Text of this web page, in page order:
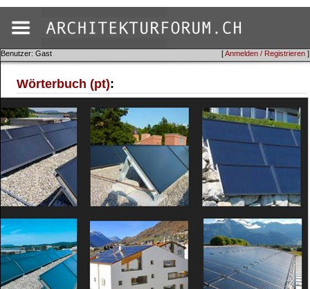
[Anmelden / Registrieren ]
Benutzer: Gast
Wörterbuch (pt):